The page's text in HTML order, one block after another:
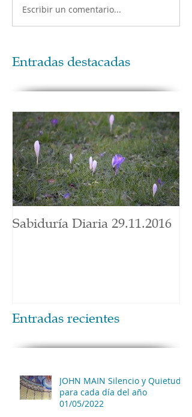
Escribir un comentario...
Entradas destacadas
Sabiduría Diaria 29.11.2016
Entradas recientes
JOHN MAIN Silencio y Quietud
para cada día del año
01/05/2022